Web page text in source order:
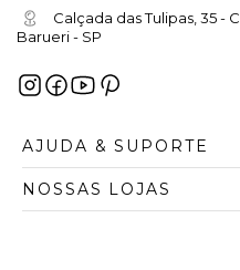
Calçada das Tulipas, 35 -
Barueri - SP
AJUDA & SUPORTE
NOSSAS LOJAS